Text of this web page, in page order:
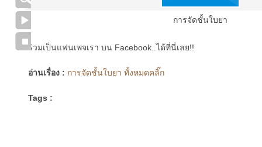
การจัดชั้นใบยา
ร่วมเป็นแฟนเพจเรา บน Facebook..ได้ที่นี่เลย!!
อ่านเรื่อง : การจัดชั้นใบยา ทั้งหมดคลิ๊ก
Tags :